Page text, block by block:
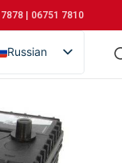
| 06751 7810
Russian
Romanian